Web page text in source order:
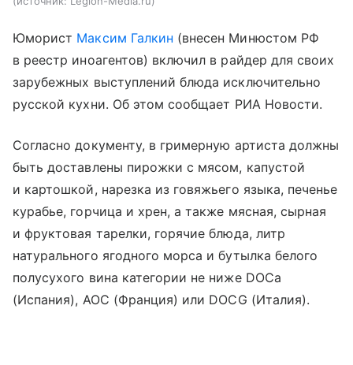
Юморист Максим Галкин (внесен Минюстом РФ
в реестр иноагентов) включил в райдер для своих
зарубежных выступлений блюда исключительно
русской кухни. Об этом сообщает РИА Новости.
Согласно документу, в гримерную артиста должны
быть доставлены пирожки с мясом, капустой
и картошкой, нарезка из говяжьего языка, печенье
курабье, горчица и хрен, а также мясная, сырная
и фруктовая тарелки, горячие блюда, литр
натурального ягодного морса и бутылка белого
полусухого вина категории не ниже DOCa
(Испания), AOC (Франция) или DOCG (Италия).